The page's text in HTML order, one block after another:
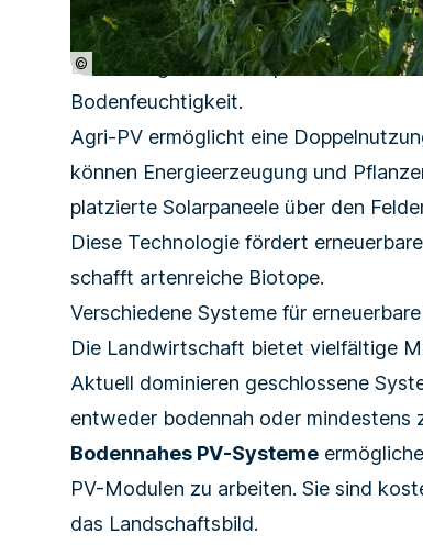
©
Die beweglichen Solarpanele
Bodenfeuchtigkeit.
Agri-PV ermöglicht eine
können Energie­erzeug­ung und
platzierte Solarpaneele über den
Diese Technologie fördert
schafft artenreiche Biotope.
Verschiedene Systeme für
Die Landwirtschaft bietet vielfältige
Aktuell dominieren geschlossene
entweder bodennah oder
Bodennahes PV-Systeme
PV-Modulen zu arbeiten. Sie sind
das Landschaftsbild.